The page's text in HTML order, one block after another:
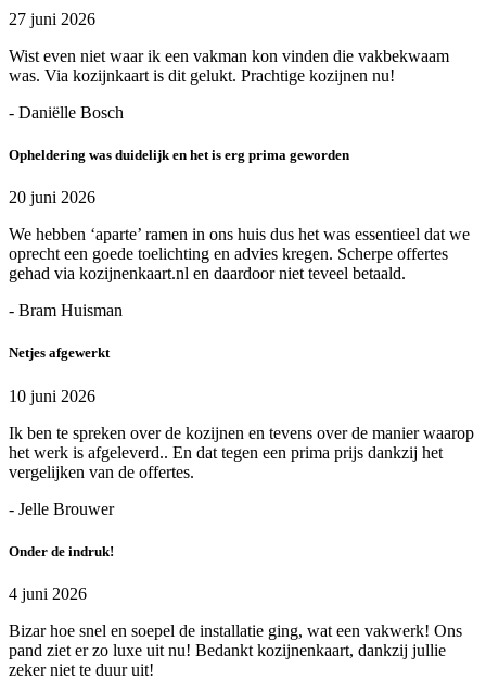
27 juni 2026
Wist even niet waar ik een vakman kon vinden die vakbekwaam
was. Via kozijnkaart is dit gelukt. Prachtige kozijnen nu!
- Daniëlle Bosch
Opheldering was duidelijk en het is erg prima geworden
20 juni 2026
We hebben ‘aparte’ ramen in ons huis dus het was essentieel dat we
oprecht een goede toelichting en advies kregen. Scherpe offertes
gehad via kozijnenkaart.nl en daardoor niet teveel betaald.
- Bram Huisman
Netjes afgewerkt
10 juni 2026
Ik ben te spreken over de kozijnen en tevens over de manier waarop
het werk is afgeleverd.. En dat tegen een prima prijs dankzij het
vergelijken van de offertes.
- Jelle Brouwer
Onder de indruk!
4 juni 2026
Bizar hoe snel en soepel de installatie ging, wat een vakwerk! Ons
pand ziet er zo luxe uit nu! Bedankt kozijnenkaart, dankzij jullie
zeker niet te duur uit!